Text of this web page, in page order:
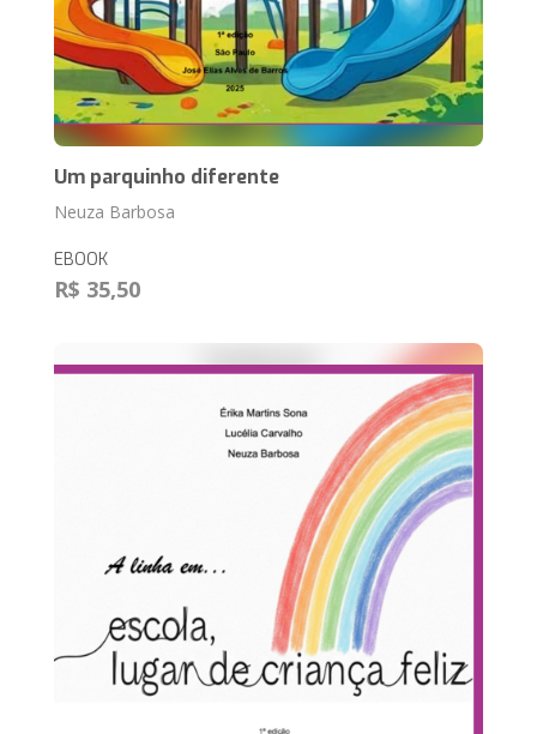
Um parquinho diferente
Neuza Barbosa
EBOOK
R$ 35,50